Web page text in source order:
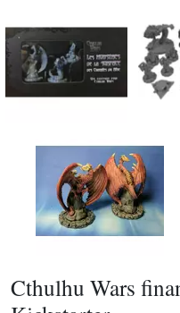
Cthulhu Wars